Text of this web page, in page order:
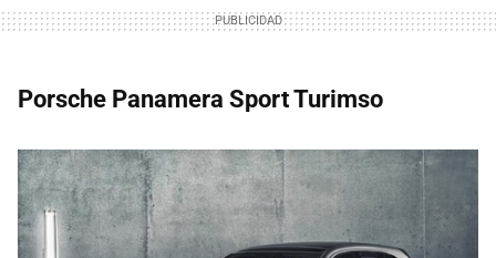
Porsche Panamera Sport Turimso